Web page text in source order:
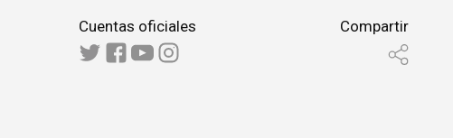
Cuentas oficiales Compartir